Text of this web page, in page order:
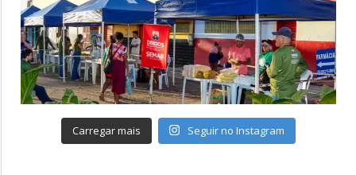
Carregar mais Seguir no Instagram